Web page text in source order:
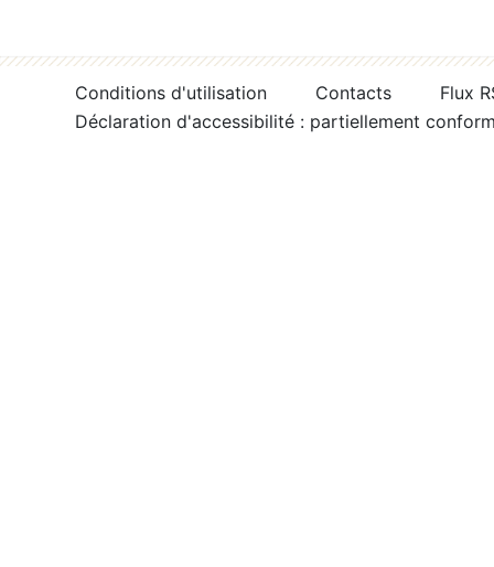
Conditions d'utilisation Contacts
Flux
Déclaration d'accessibilité : partiellement